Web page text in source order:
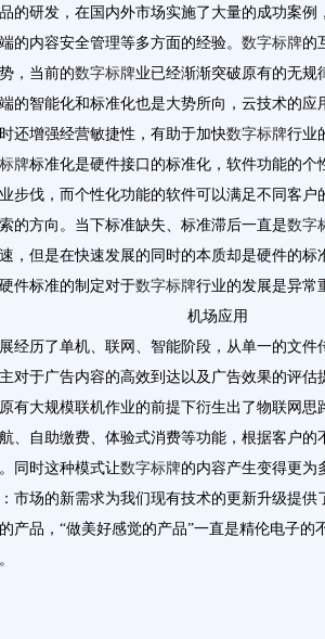
的研发，在国内外市场实施了大量的成功案例
的内容安全管理等多方面的经验。 数字标牌的
，当前的数字标牌业已经渐渐突破原有的无规
的智能化和标准化也是大势所向，云技术的应
还增强经营敏捷性，有助于加快数字标牌行业
牌标准化是硬件接口的标准化，软件功能的个
步伐，而个性化功能的软件可以满足不同客户
的方向。当下标准缺失、标准滞后一直是数字
，但是在快速发展的同时的本质却是硬件的
件标准的制定对于数字标牌行业的发展是异常
机场应用
经历了单机、联网、智能阶段，从单一的文
对于广告内容的高效到达以及广告效果的评估
有大规模联机作业的前提下衍生出了物联网
、自助缴费、体验式消费等功能，根据客户的
同时这种模式让数字标牌的内容产生变得更为
市场的新需求为我们现有技术的更新升级提供
产品，“做美好感觉的产品”一直是精伦电子的